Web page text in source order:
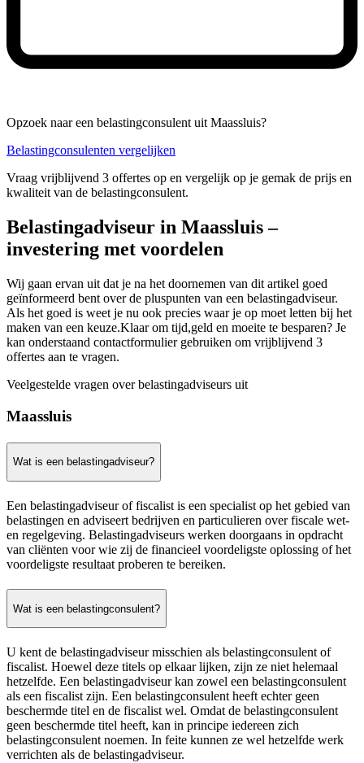
Opzoek naar een belastingconsulent uit Maassluis?
Belastingconsulenten vergelijken
Vraag vrijblijvend 3 offertes op en vergelijk op je gemak de prijs en
kwaliteit van de belastingconsulent.
Belastingadviseur in Maassluis –
investering met voordelen
Wij gaan ervan uit dat je na het doornemen van dit artikel goed
geïnformeerd bent over de pluspunten van een belastingadviseur.
Als het goed is weet je nu ook precies waar je op moet letten bij het
maken van een keuze.Klaar om tijd,geld en moeite te besparen? Je
kan onderstaand contactformulier gebruiken om vrijblijvend 3
offertes aan te vragen.
Veelgestelde vragen over belastingadviseurs uit
Maassluis
Wat is een belastingadviseur?
Een belastingadviseur of fiscalist is een specialist op het gebied van
belastingen en adviseert bedrijven en particulieren over fiscale wet-
en regelgeving. Belastingadviseurs werken doorgaans in opdracht
van cliënten voor wie zij de financieel voordeligste oplossing of het
voordeligste resultaat proberen te bereiken.
Wat is een belastingconsulent?
U kent de belastingadviseur misschien als belastingconsulent of
fiscalist. Hoewel deze titels op elkaar lijken, zijn ze niet helemaal
hetzelfde. Een belastingadviseur kan zowel een belastingconsulent
als een fiscalist zijn. Een belastingconsulent heeft echter geen
beschermde titel en de fiscalist wel. Omdat de belastingconsulent
geen beschermde titel heeft, kan in principe iedereen zich
belastingconsulent noemen. In feite kunnen ze wel hetzelfde werk
verrichten als de belastingadviseur.